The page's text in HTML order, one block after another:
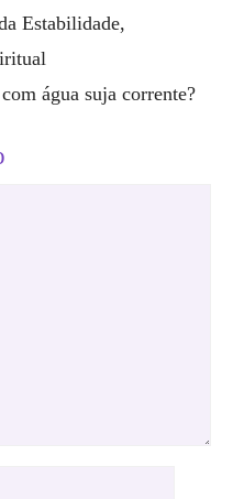
Estabilidade,
água suja corrente?